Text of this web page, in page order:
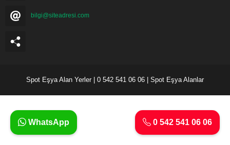
bilgi@siteadresi.com
Spot Eşya Alan Yerler | 0 542 541 06 06 | Spot Eşya Alanlar
0 542 541 06 06
WhatsApp